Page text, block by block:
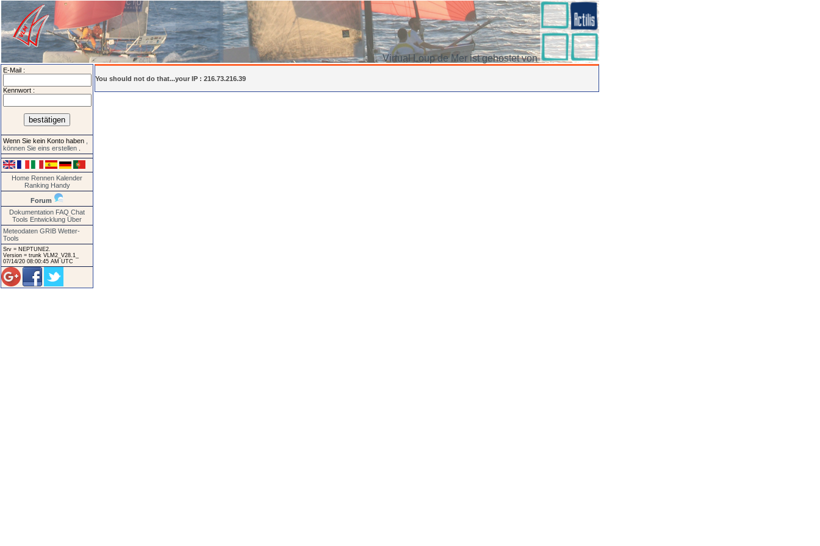
Virtual Loup de Mer ist gehostet von
E-Mail :
Kennwort :
Wenn Sie kein Konto haben
können Sie eins erstellen
Home Rennen Kalender
Ranking Handy
Forum
Dokumentation FAQ Chat
Tools Entwicklung Über
Meteodaten GRIB Wetter-
Tools
Srv = NEPTUNE2.
Version = trunk VLM2_V28.1_
07/14/20 08:00:45 AM UTC
You should not do that...your IP : 216.73.216.39